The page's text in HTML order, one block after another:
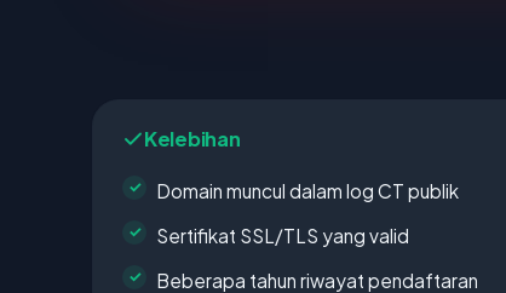
Kelebihan
Domain muncul dalam log CT publik
Sertifikat SSL/TLS yang valid
Beberapa tahun riwayat pendaftaran